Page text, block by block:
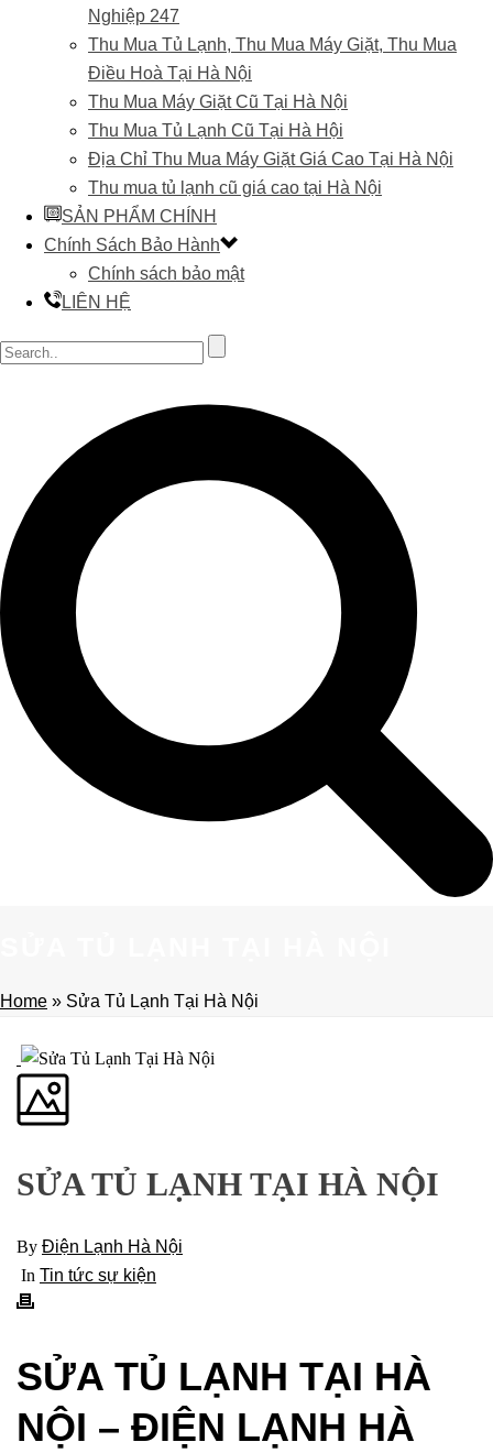
Nghiệp 247
Thu Mua Tủ Lạnh, Thu Mua Máy Giặt, Thu Mua
Điều Hoà Tại Hà Nội
Thu Mua Máy Giặt Cũ Tại Hà Nội
Thu Mua Tủ Lạnh Cũ Tại Hà Hội
Địa Chỉ Thu Mua Máy Giặt Giá Cao Tại Hà Nội
Thu mua tủ lạnh cũ giá cao tại Hà Nội
SẢN PHẨM CHÍNH
Chính Sách Bảo Hành
Chính sách bảo mật
LIÊN HỆ
Home » Sửa Tủ Lạnh Tại Hà Nội
SỬA TỦ LẠNH TẠI HÀ NỘI
By Điện Lạnh Hà Nội
In Tin tức sự kiện
SỬA TỦ LẠNH TẠI HÀ
NỘI – ĐIỆN LẠNH HÀ